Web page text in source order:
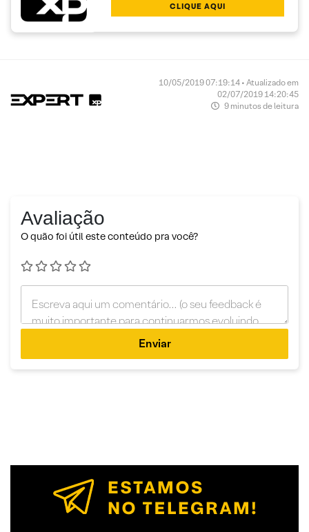
CLIQUE AQUI
10/05/2019 07:19:14 • Atualizado em
02/07/2019 14:20:45
9 minutos de leitura
Avaliação
O quão foi útil este conteúdo pra você?
Enviar